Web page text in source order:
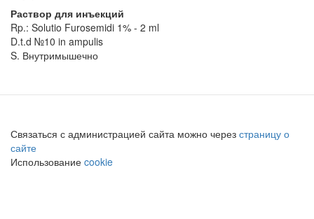
Раствор для инъекций
Rp.: Solutio Furosemidi 1% - 2 ml
D.t.d №10 in ampulis
S. Внутримышечно
Связаться с администрацией сайта можно через страницу о
сайте
Использование cookie